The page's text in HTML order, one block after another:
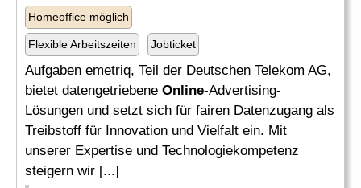
Homeoffice möglich
Flexible Arbeitszeiten Jobticket
Aufgaben emetriq, Teil der Deutschen Telekom AG,
bietet datengetriebene Online-Advertising-
Lösungen und setzt sich für fairen Datenzugang als
Treibstoff für Innovation und Vielfalt ein. Mit
unserer Expertise und Technologiekompetenz
steigern wir [...]